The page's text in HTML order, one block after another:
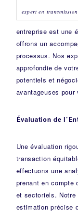
expert en
entreprise est une
offrons un
processus. Nos
approfondie de
potentiels et
avantageuses pour
Évaluation de
Une évaluation
transaction
effectuons une
prenant en compte
et sectoriels.
estimation précise